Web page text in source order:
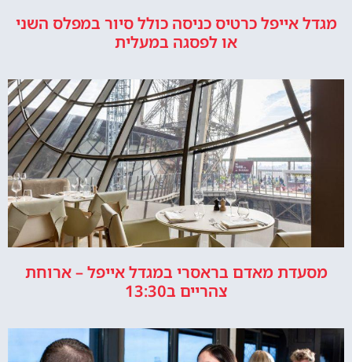
מגדל אייפל כרטיס כניסה כולל סיור במפלס השני
או לפסגה במעלית
מסעדת מאדם בראסרי במגדל אייפל – ארוחת
צהריים ב13:30